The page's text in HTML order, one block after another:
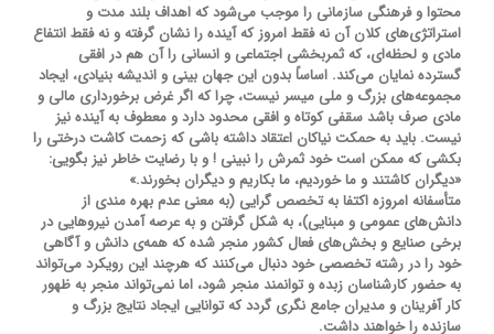
محتوا و فرهنگی سازمانی را موجب می‌شود که اهداف بلند مدت و
استراتژی‌های کلان آن نه فقط امروز که آینده را نشان گرفته و نه فقط انتفاع
مادی و لحظه‌ای، که ثمربخشی اجتماعی و انسانی را آن هم در افقی
گسترده نمایان می‌کند. اساساً بدون این جهان بینی و اندیشه بنیادی، ایجاد
مجموعه‌های بزرگ و ملی میسر نیست، چرا که اگر غرض برخورداری مالی و
مادی صرف باشد سقفی کوتاه و افقی محدود دارد و معطوف به آینده نیز
نیست. باید به حمکت نیاکان اعتقاد داشته باشی که زحمت کاشت درختی را
بکشی که ممکن است خود ثمرش را نبینی ! و با رضایت خاطر نیز بگویی:
«دیگران کاشتند و ما خوردیم، ما بکاریم و دیگران بخورند.»
متأسفانه امروزه اکتفا به تخصص گرایی (به معنی عدم بهره مندی از
دانش‌های عمومی و مبنایی)، به شکل گرفتن و به عرصه آمدن نیروهایی در
برخی صنایع و بخش‌های فعال کشور منجر شده که همه‌ی دانش و آگاهی
خود را در رشته تخصصی خود دنبال می‌کنند که هرچند این رویکرد می‌تواند
به حضور کارشناسان زبده و توانمند منجر شود، اما نمی‌تواند منجر به ظهور
کار آفرینان و مدیران جامع نگری گردد که توانایی ایجاد نتایج بزرگ و
سازنده را خواهند داشت.